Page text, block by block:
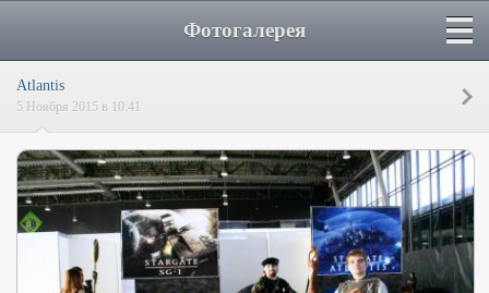
Фотогалерея
Atlantis
5 Ноября 2015 в 10:41